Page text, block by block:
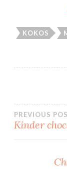
KOKOS
PREVIOUS
Kinder